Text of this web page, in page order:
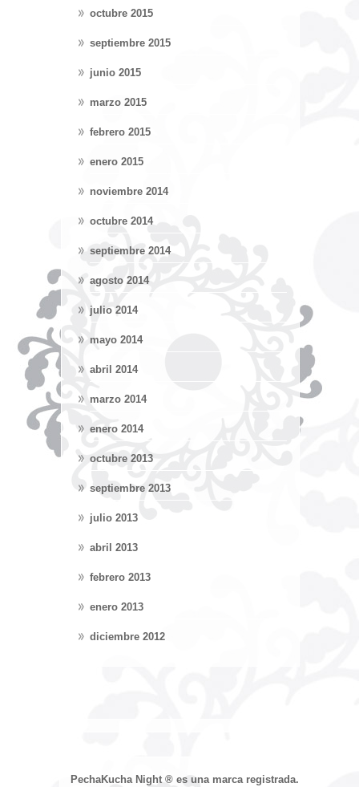
octubre 2015
septiembre 2015
junio 2015
marzo 2015
febrero 2015
enero 2015
noviembre 2014
octubre 2014
septiembre 2014
agosto 2014
julio 2014
mayo 2014
abril 2014
marzo 2014
enero 2014
octubre 2013
septiembre 2013
julio 2013
abril 2013
febrero 2013
enero 2013
diciembre 2012
PechaKucha Night ® es una marca registrada.